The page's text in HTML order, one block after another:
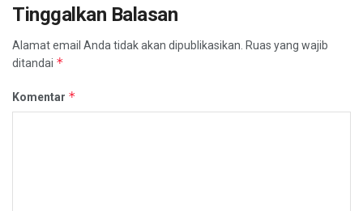
Tinggalkan Balasan
Alamat email Anda tidak akan dipublikasikan. Ruas yang wajib
ditandai *
Komentar *